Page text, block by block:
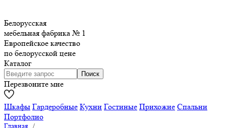
Белорусская
мебельная фабрика № 1
Европейское качество
по белорусской цене
Каталог
Перезвоните мне
Шкафы Гардеробные Кухни Гостиные Прихожие Спальни
Портфолио
Главная /